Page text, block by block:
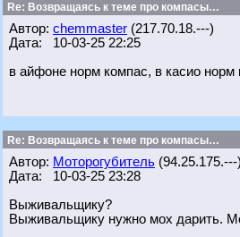
Re: Возвращаясь к теме про компасы…
Автор: chemmaster (217.70.18.---)
Дата: 10-03-25 22:25
в айфоне норм компас, в касио норм
Re: Возвращаясь к теме про компасы…
Автор: Моторогубитель (94.25.175.---)
Дата: 10-03-25 23:28
Выживальщику?
Выживальщику нужно мох дарить.